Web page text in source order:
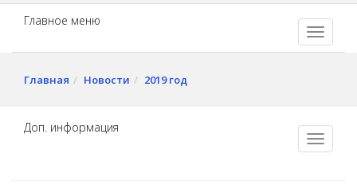
Главное меню
Главная Новости 2019 год
Доп. информация